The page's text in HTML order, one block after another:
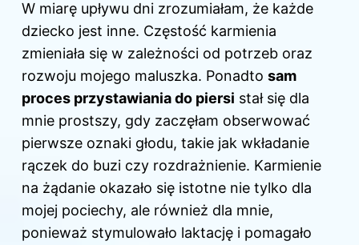
W miarę upływu dni zrozumiałam, że każde
dziecko jest inne. Częstość karmienia
zmieniała się w zależności od potrzeb oraz
rozwoju mojego maluszka. Ponadto sam
proces przystawiania do piersi stał się dla
mnie prostszy, gdy zaczęłam obserwować
pierwsze oznaki głodu, takie jak wkładanie
rączek do buzi czy rozdrażnienie. Karmienie
na żądanie okazało się istotne nie tylko dla
mojej pociechy, ale również dla mnie,
ponieważ stymulowało laktację i pomagało